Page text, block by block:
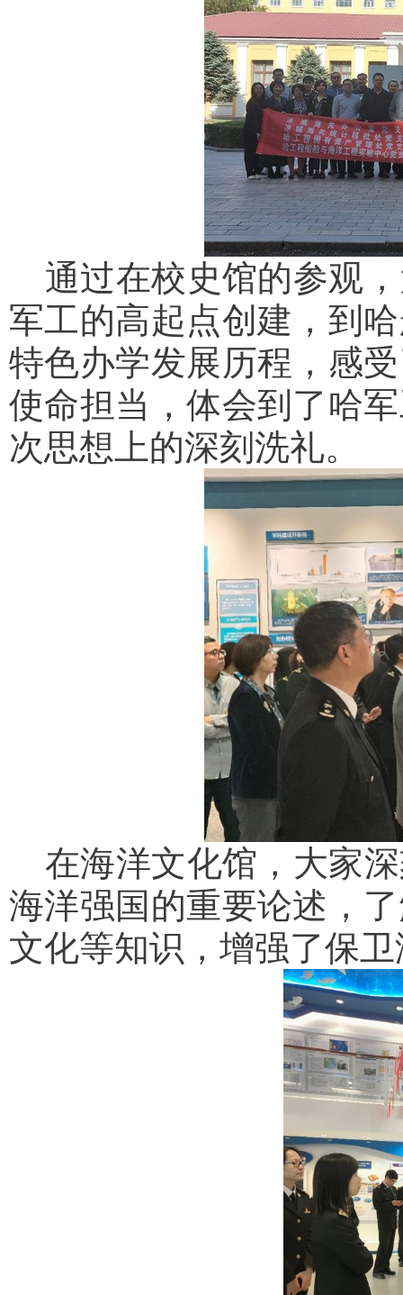
通过在校史馆的参观
军工的高起点创建，到
特色办学发展历程，感
使命担当，体会到了哈
次思想上的深刻洗礼。
在海洋文化馆，大家
海洋强国的重要论述，
文化等知识，增强了保